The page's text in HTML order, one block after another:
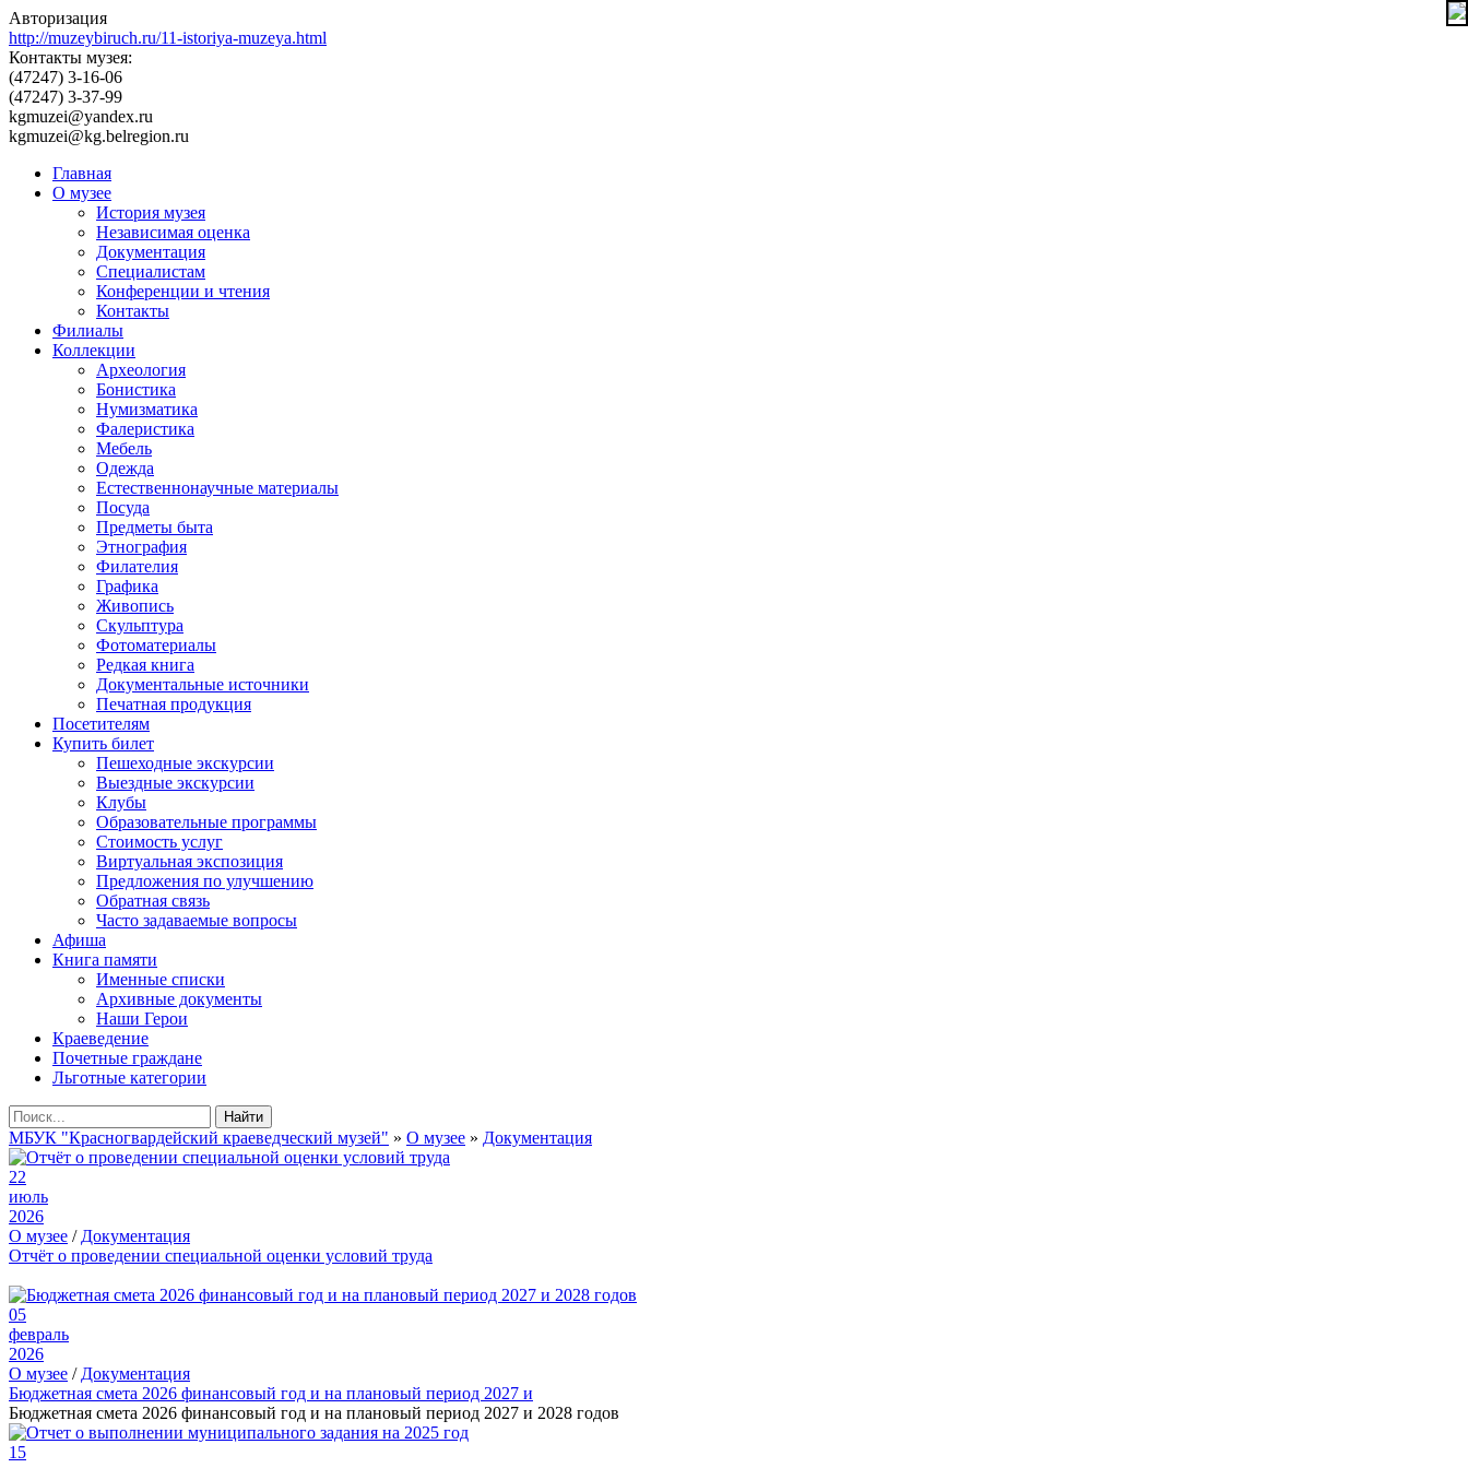
Авторизация
http://muzeybiruch.ru/11-istoriya-muzeya.html
Контакты музея:
(47247) 3-16-06
(47247) 3-37-99
kgmuzei@yandex.ru
kgmuzei@kg.belregion.ru
Главная
О музее
История музея
Независимая оценка
Документация
Специалистам
Конференции и чтения
Контакты
Филиалы
Коллекции
Археология
Бонистика
Нумизматика
Фалеристика
Мебель
Одежда
Естественнонаучные материалы
Посуда
Предметы быта
Этнография
Филателия
Графика
Живопись
Скульптура
Фотоматериалы
Редкая книга
Документальные источники
Печатная продукция
Посетителям
Купить билет
Пешеходные экскурсии
Выездные экскурсии
Клубы
Образовательные программы
Стоимость услуг
Виртуальная экспозиция
Предложения по улучшению
Обратная связь
Часто задаваемые вопросы
Афиша
Книга памяти
Именные списки
Архивные документы
Наши Герои
Краеведение
Почетные граждане
Льготные категории
Найти
МБУК "Красногвардейский краеведческий музей" » О музее » Документация
22
июль
2026
О музее / Документация
Отчёт о проведении специальной оценки условий труда
05
февраль
2026
О музее / Документация
Бюджетная смета 2026 финансовый год и на плановый период 2027 и
Бюджетная смета 2026 финансовый год и на плановый период 2027 и 2028 годов
15